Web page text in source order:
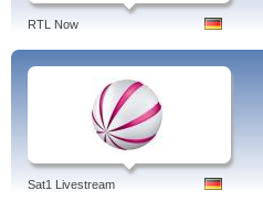
RTL Now
Sat1 Livestream